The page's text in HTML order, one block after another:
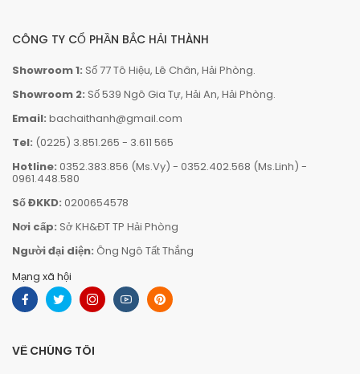
CÔNG TY CỔ PHẦN BẮC HẢI THÀNH
Showroom 1: Số 77 Tô Hiệu, Lê Chân, Hải Phòng.
Showroom 2: Số 539 Ngô Gia Tự, Hải An, Hải Phòng.
Email: bachaithanh@gmail.com
Tel: (0225) 3.851.265 - 3.611 565
Hotline: 0352.383.856 (Ms.Vy) - 0352.402.568 (Ms.Linh) -
0961.448.580
Số ĐKKD: 0200654578
Nơi cấp: Sở KH&ĐT TP Hải Phòng
Người đại diện: Ông Ngô Tất Thắng
Mạng xã hội
VỀ CHÚNG TÔI